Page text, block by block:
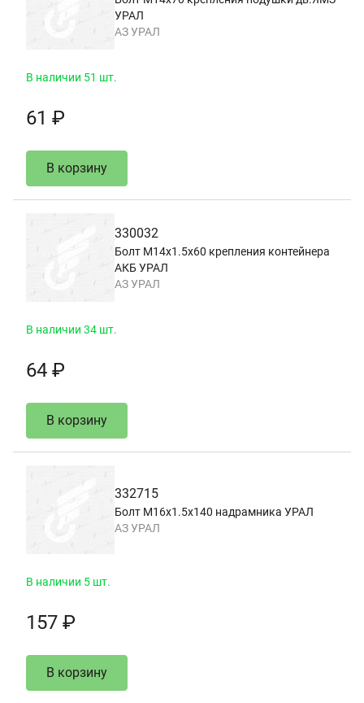
УРАЛ
АЗ УРАЛ
В наличии 51 шт.
61 ₽
В корзину
330032
Болт М14х1.5х60 крепления контейнера
АКБ УРАЛ
АЗ УРАЛ
В наличии 34 шт.
64 ₽
В корзину
332715
Болт М16х1.5х140 надрамника УРАЛ
АЗ УРАЛ
В наличии 5 шт.
157 ₽
В корзину